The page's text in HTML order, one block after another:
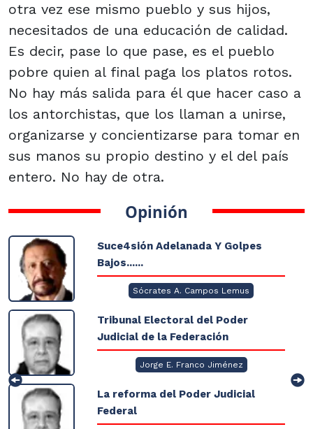
otra vez ese mismo pueblo y sus hijos,
necesitados de una educación de calidad.
Es decir, pase lo que pase, es el pueblo
pobre quien al final paga los platos rotos.
No hay más salida para él que hacer caso a
los antorchistas, que los llaman a unirse,
organizarse y concientizarse para tomar en
sus manos su propio destino y el del país
entero. No hay de otra.
Opinión
Suce4sión Adelanada Y Golpes
Bajos......
Sócrates A. Campos Lemus
Tribunal Electoral del Poder
Judicial de la Federación
Jorge E. Franco Jiménez
La reforma del Poder Judicial
Federal